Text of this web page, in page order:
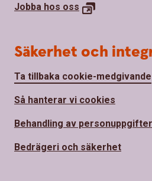
Jobba hos oss
Säkerhet och
Ta tillbaka cookie-medgivande
Så hanterar vi cookies
Behandling av personuppgifter
Bedrägeri och säkerhet